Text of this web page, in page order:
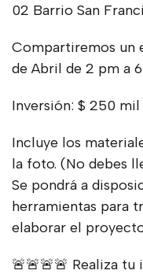
02 Barrio San
Compartiremos un
de Abril de 2 pm a
Inversión: $ 250
Incluye los
la foto. (No debes
Se pondrá a
herramientas para
elaborar el
🚨🚨🚨🚨 Realiza